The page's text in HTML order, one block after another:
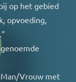
op het gebied
opvoeding,
Man/Vrouw met